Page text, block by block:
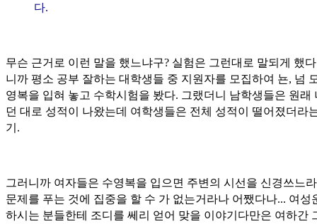
다.
무슨 근거로 이런 말을 했느냐구? 실험은 그런대로 말되게 했
니까 평소 공부 잘하는 대학생들 중 지원자를 모집하여 뇬, 넘
영복을 입혀 놓고 수학시험을 봤다. 그랬더니 남학생들은 원래
던 대로 성적이 나왔는데 여학생들은 전체 성적이 떨어졌더라
기.
그러니까 여자들은 수영복을 입으면 주변의 시선을 신경쓰느
문제를 푸는 것에 집중을 할 수 가 없는거라나 어쨌다나... 여성
하시는 분들한테 조디를 쎄리 얻어 맞을 이야기다만은 여하간